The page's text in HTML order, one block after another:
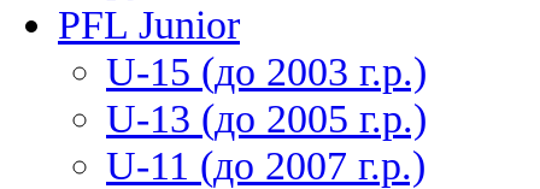
PFL Junior
U-15 (до 2003 г.р.)
U-13 (до 2005 г.р.)
U-11 (до 2007 г.р.)